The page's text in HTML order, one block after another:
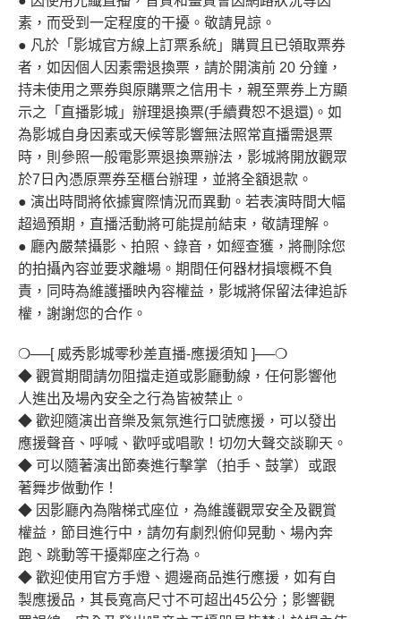
素，而受到一定程度的干擾。敬請見諒。
● 凡於「影城官方線上訂票系統」購買且已領取票券
者，如因個人因素需退換票，請於開演前 20 分鐘，
持未使用之票券與原購票之信用卡，親至票券上方顯
示之「直播影城」辦理退換票(手續費恕不退還)。如
為影城自身因素或天候等影響無法照常直播需退票
時，則參照一般電影票退換票辦法，影城將開放觀眾
於7日內憑原票券至櫃台辦理，並將全額退款。
● 演出時間將依據實際情況而異動。若表演時間大幅
超過預期，直播活動將可能提前結束，敬請理解。
● 廳內嚴禁攝影、拍照、錄音，如經查獲，將刪除您
的拍攝內容並要求離場。期間任何器材損壞概不負
責，同時為維護播映內容權益，影城將保留法律追訴
權，謝謝您的合作。
❍──[ 威秀影城零秒差直播-應援須知 ]──❍
◆ 觀賞期間請勿阻擋走道或影廳動線，任何影響他
人進出及場內安全之行為皆被禁止。
◆ 歡迎隨演出音樂及氣氛進行口號應援，可以發出
應援聲音、呼喊、歡呼或唱歌！切勿大聲交談聊天。
◆ 可以隨著演出節奏進行擊掌（拍手、鼓掌）或跟
著舞步做動作！
◆ 因影廳內為階梯式座位，為維護觀眾安全及觀賞
權益，節目進行中，請勿有劇烈俯仰晃動、場內奔
跑、跳動等干擾鄰座之行為。
◆ 歡迎使用官方手燈、週邊商品進行應援，如有自
製應援品，其長寬高尺寸不可超出45公分；影響觀